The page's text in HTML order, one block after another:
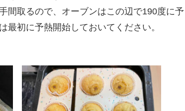
間取るので、オーブンはこの辺で190度に予
最初に予熱開始しておいてください。